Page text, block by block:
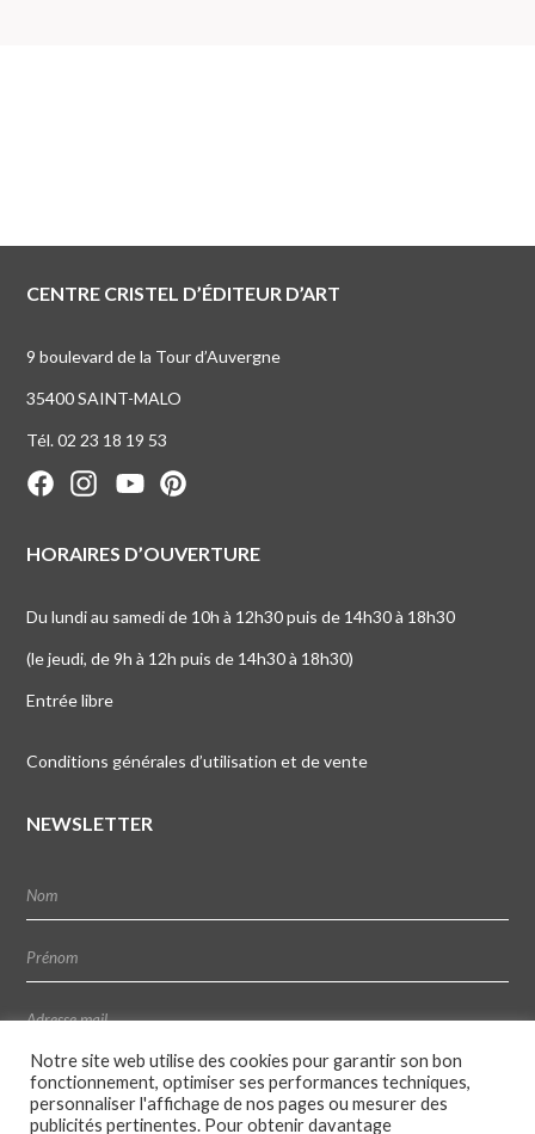
CENTRE CRISTEL D’ÉDITEUR D’ART
9 boulevard de la Tour d’Auvergne
35400 SAINT-MALO
Tél. 02 23 18 19 53
HORAIRES D’OUVERTURE
Du lundi au samedi de 10h à 12h30 puis de 14h30 à 18h30
(le jeudi, de 9h à 12h puis de 14h30 à 18h30)
Entrée libre
Conditions générales d’utilisation et de vente
NEWSLETTER
Notre site web utilise des cookies pour garantir son bon
fonctionnement, optimiser ses performances techniques,
personnaliser l'affichage de nos pages ou mesurer des
publicités pertinentes. Pour obtenir davantage